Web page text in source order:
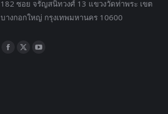
182 ซอย จรัญสนิทวงศ์ 13 แขวงวัดท่าพระ เขต
บางกอกใหญ่ กรุงเทพมหานคร 10600
Find us on: